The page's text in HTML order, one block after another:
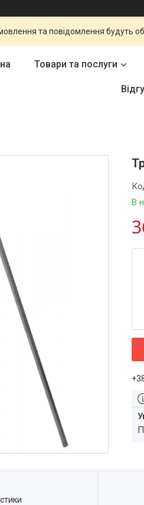
та повідомлення будуть
Товари та послуги
В